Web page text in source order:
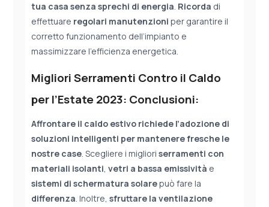
tua casa senza sprechi di energia. Ricorda di
effettuare regolari manutenzioni per garantire il
corretto funzionamento dell’impianto e
massimizzare l’efficienza energetica.
Migliori Serramenti Contro il Caldo
per l’Estate 2023: Conclusioni:
Affrontare il caldo estivo richiede l’adozione di
soluzioni intelligenti per mantenere fresche le
nostre case. Scegliere i miglioriserramenti con
materiali isolanti,vetri a bassa emissività e
sistemi di schermatura solarepuò fare la
differenza. Inoltre,sfruttare la ventilazione